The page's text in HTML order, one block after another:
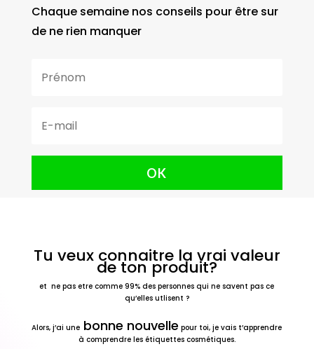
Chaque semaine nos conseils pour être sur
de ne rien manquer
OK
Tu veux connaitre la vrai valeur
de ton produit?
et ne pas etre comme 99% des personnes qui ne savent pas ce
qu’elles utlisent ?
Alors, j’ai une bonne nouvelle pour toi, je vais t’apprendre
à comprendre les étiquettes cosmétiques.